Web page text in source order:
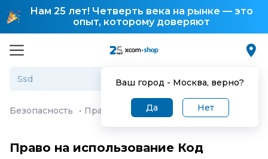
Нам 25 лет! Четверть века на рынке — это
опыт, которому доверяют
Ваш город - Москва, верно?
Да Нет
Безопасность · Право на использование Код
Право на использование Код